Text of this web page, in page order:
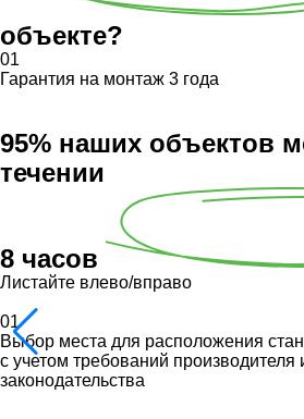
объекте?
01
Гарантия на монтаж 3 года
95% наших объектов
течении
8 часов
Листайте влево/вправо
01
Выбор места для расположения
с учетом требований
законодательства